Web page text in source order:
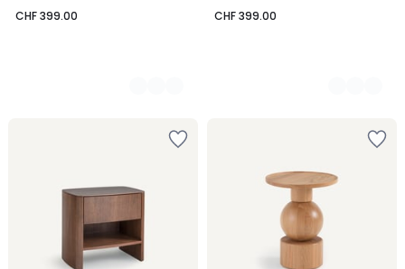
CHF 399.00 CHF 399.00